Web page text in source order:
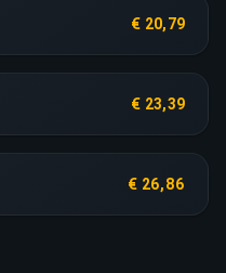
€ 20,79
€ 23,39
€ 26,86